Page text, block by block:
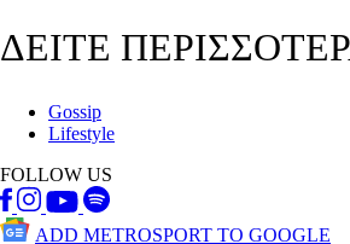
ΔΕΙΤΕ
Gossip
Lifestyle
FOLLOW US
ADD METROSPORT TO GOOGLE